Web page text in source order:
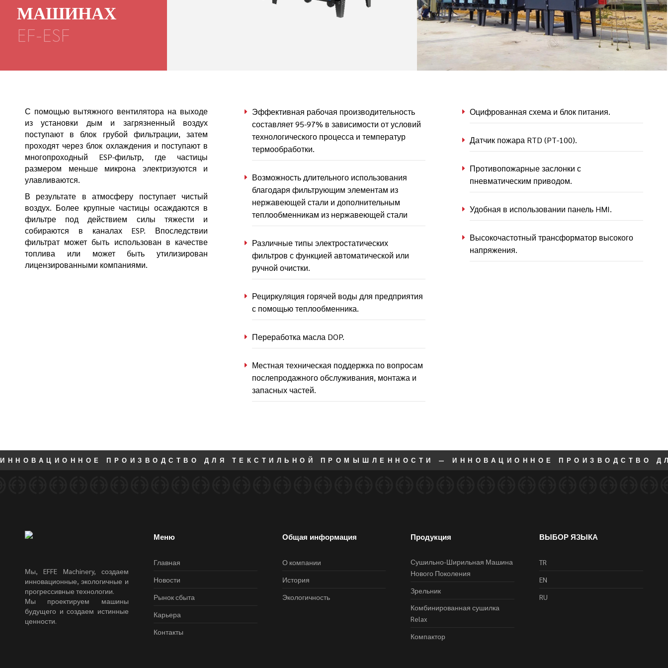
МАШИНАХ
EF-ESF
С помощью вытяжного вентилятора на выходе
из установки дым и загрязненный воздух
поступают в блок грубой фильтрации, затем
проходят через блок охлаждения и поступают в
многопроходный ESP-фильтр, где частицы
размером меньше микрона электризуются и
улавливаются.
В результате в атмосферу поступает чистый
воздух. Более крупные частицы осаждаются в
фильтре под действием силы тяжести и
собираются в каналах ESP. Впоследствии
фильтрат может быть использован в качестве
топлива или может быть утилизирован
лицензированными компаниями.
Эффективная рабочая производительность
составляет 95-97% в зависимости от условий
технологического процесса и температур
термообработки.
Возможность длительного использования
благодаря фильтрующим элементам из
нержавеющей стали и дополнительным
теплообменникам из нержавеющей стали
Различные типы электростатических
фильтров с функцией автоматической или
ручной очистки.
Рециркуляция горячей воды для предприятия
с помощью теплообменника.
Переработка масла DOP.
Местная техническая поддержка по вопросам
послепродажного обслуживания, монтажа и
запасных частей.
Оцифрованная схема и блок питания.
Датчик пожара RTD (PT-100).
Противопожарные заслонки с
пневматическим приводом.
Удобная в использовании панель HMI.
Высокочастотный трансформатор высокого
напряжения.
ИННОВАЦИОННОЕ ПРОИЗВОДСТВО ДЛЯ ТЕКСТИЛЬНОЙ ПРОМЫШЛЕННОСТИ — ИННОВАЦИОННОЕ
Мы, EFFE Machinery, создаем
инновационные, экологичные и
прогрессивные технологии.
Мы проектируем машины
будущего и создаем истинные
ценности.
Меню
Главная
Новости
Рынок сбыта
Карьера
Контакты
Общая информация
О компании
История
Экологичность
Продукция
Сушильно-Ширильная Машина
Нового Поколения
Зрельник
Комбинированная сушилка
Relax
Компактор
ВЫБОР ЯЗЫКА
TR
EN
RU